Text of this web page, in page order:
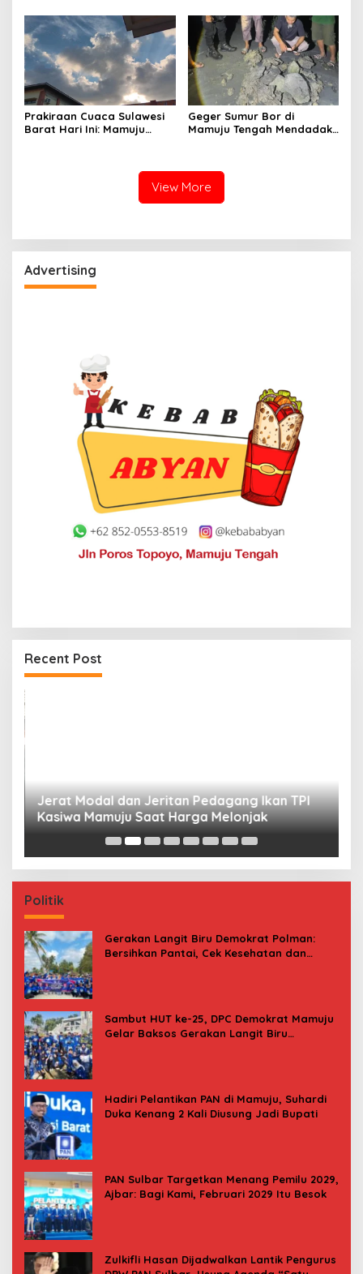
Prakiraan Cuaca Sulawesi
Barat Hari Ini: Mamuju
Geger Sumur Bor di
Mamuju Tengah Mendadak
View More
Advertising
Recent Post
Jerat Modal dan Jeritan Pedagang Ikan TPI
Kasiwa Mamuju Saat Harga Melonjak
Politik
Gerakan Langit Biru Demokrat Polman:
Bersihkan Pantai, Cek Kesehatan dan
Sambut HUT ke-25, DPC Demokrat Mamuju
Gelar Baksos Gerakan Langit Biru
Hadiri Pelantikan PAN di Mamuju, Suhardi
Duka Kenang 2 Kali Diusung Jadi Bupati
PAN Sulbar Targetkan Menang Pemilu 2029,
Ajbar: Bagi Kami, Februari 2029 Itu Besok
Zulkifli Hasan Dijadwalkan Lantik Pengurus